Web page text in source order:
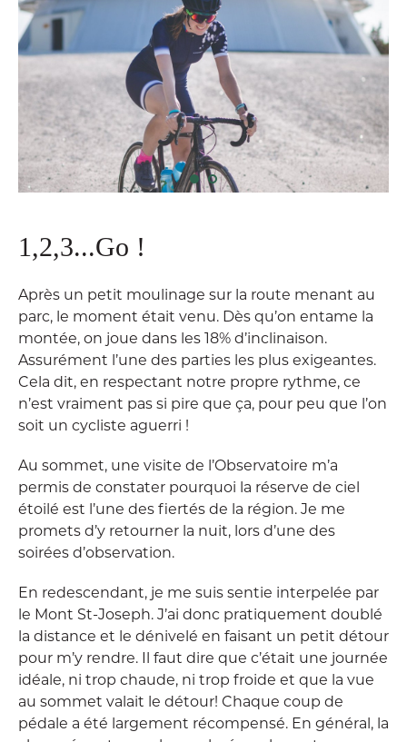
1,2,3...Go !
Après un petit moulinage sur la route menant au
parc, le moment était venu. Dès qu’on entame la
montée, on joue dans les 18% d’inclinaison.
Assurément l’une des parties les plus exigeantes.
Cela dit, en respectant notre propre rythme, ce
n’est vraiment pas si pire que ça, pour peu que l’on
soit un cycliste aguerri !
Au sommet, une visite de l’Observatoire m’a
permis de constater pourquoi la réserve de ciel
étoilé est l’une des fiertés de la région. Je me
promets d’y retourner la nuit, lors d’une des
soirées d’observation.
En redescendant, je me suis sentie interpelée par
le Mont St-Joseph. J’ai donc pratiquement doublé
la distance et le dénivelé en faisant un petit détour
pour m’y rendre. Il faut dire que c’était une journée
idéale, ni trop chaude, ni trop froide et que la vue
au sommet valait le détour! Chaque coup de
pédale a été largement récompensé. En général, la